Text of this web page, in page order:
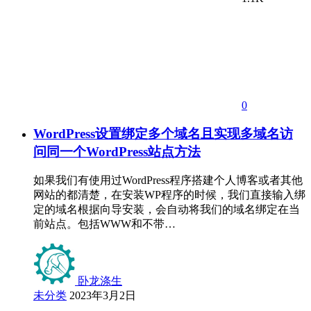
0
WordPress设置绑定多个域名且实现多域名访
问同一个WordPress站点方法
如果我们有使用过WordPress程序搭建个人博客或者其他
网站的都清楚，在安装WP程序的时候，我们直接输入绑
定的域名根据向导安装，会自动将我们的域名绑定在当
前站点。包括WWW和不带…
卧龙涤生
未分类 2023年3月2日